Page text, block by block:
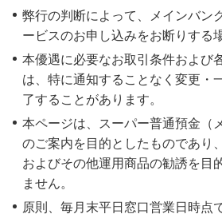
弊行の判断によって、メインバ
ービスのお申し込みをお断りする
本優遇に必要なお取引条件および
は、特に通知することなく変更・
了することがあります。
本ページは、スーパー普通預金（
のご案内を目的としたものであり
およびその他運用商品の勧誘を目
ません。
原則、毎月末平日窓口営業日時点